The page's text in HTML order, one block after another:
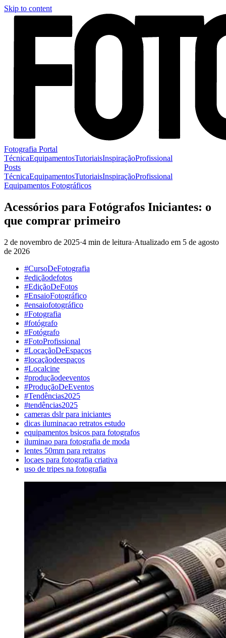
Skip to content
Fotografia Portal
TécnicaEquipamentosTutoriaisInspiraçãoProfissional
Posts
TécnicaEquipamentosTutoriaisInspiraçãoProfissional
Equipamentos Fotográficos
Acessórios para Fotógrafos Iniciantes: o
que comprar primeiro
2 de novembro de 2025·4 min de leitura·Atualizado em 5 de agosto
de 2026
#CursoDeFotografia
#ediçãodefotos
#EdiçãoDeFotos
#EnsaioFotográfico
#ensaiofotográfico
#Fotografia
#fotógrafo
#Fotógrafo
#FotoProfissional
#LocaçãoDeEspaços
#locaçãodeespaços
#Localcine
#produçãodeeventos
#ProduçãoDeEventos
#Tendências2025
#tendências2025
cameras dslr para iniciantes
dicas iluminacao retratos estudo
equipamentos bsicos para fotografos
iluminao para fotografia de moda
lentes 50mm para retratos
locaes para fotografia criativa
uso de tripes na fotografia